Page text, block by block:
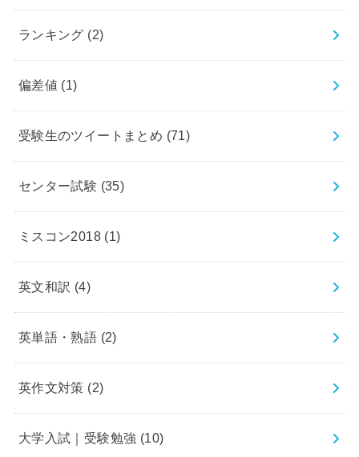
ランキング (2)
偏差値 (1)
受験生のツイートまとめ (71)
センター試験 (35)
ミスコン2018 (1)
英文和訳 (4)
英単語・熟語 (2)
英作文対策 (2)
大学入試｜受験勉強 (10)